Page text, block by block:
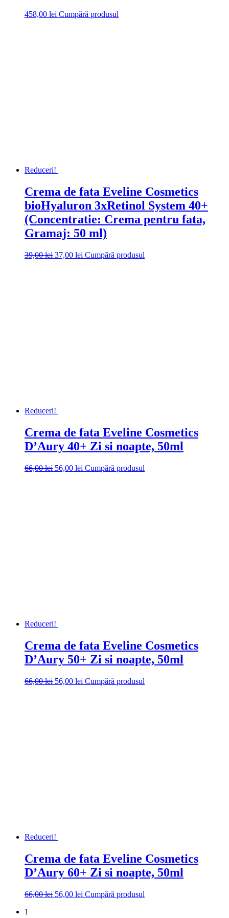
458,00 lei Cumpără produsul
Reduceri!
Crema de fata Eveline Cosmetics
bioHyaluron 3xRetinol System 40+
(Concentratie: Crema pentru fata,
Gramaj: 50 ml)
39,00lei Prețul
37,00 lei Prețul
Cumpără produsul
Reduceri!
Crema de fata Eveline Cosmetics
D’Aury 40+ Zi si noapte, 50ml
66,00lei Prețul
56,00 lei Prețul
Cumpără produsul
Reduceri!
Crema de fata Eveline Cosmetics
D’Aury 50+ Zi si noapte, 50ml
66,00lei Prețul
56,00 lei Prețul
Cumpără produsul
Reduceri!
Crema de fata Eveline Cosmetics
D’Aury 60+ Zi si noapte, 50ml
66,00lei Prețul
56,00 lei Prețul
Cumpără produsul
1